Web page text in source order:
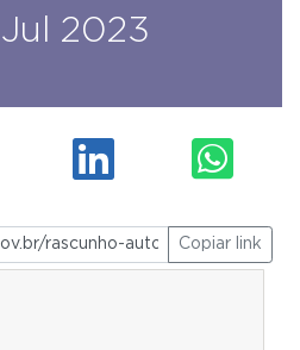
Jul 2023
Copiar link